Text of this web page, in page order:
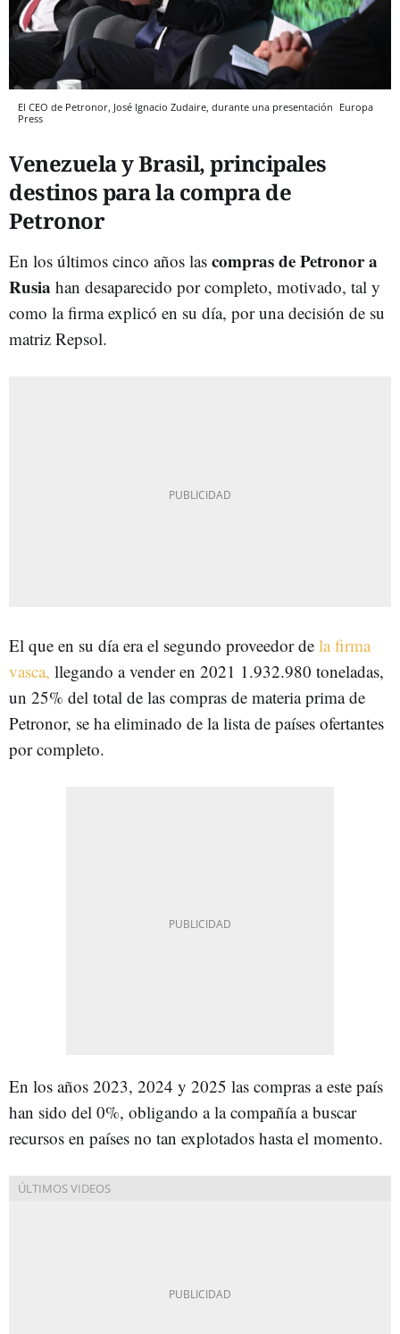
El CEO de Petronor, José Ignacio Zudaire, durante una presentación Europa
Press
Venezuela y Brasil, principales
destinos para la compra de
Petronor
En los últimos cinco años las compras de Petronor a
Rusia han desaparecido por completo, motivado, tal y
como la firma explicó en su día, por una decisión de su
matriz Repsol.
El que en su día era el segundo proveedor de la firma
vasca, llegando a vender en 2021 1.932.980 toneladas,
un 25% del total de las compras de materia prima de
Petronor, se ha eliminado de la lista de países ofertantes
por completo.
En los años 2023, 2024 y 2025 las compras a este país
han sido del 0%, obligando a la compañía a buscar
recursos en países no tan explotados hasta el momento.